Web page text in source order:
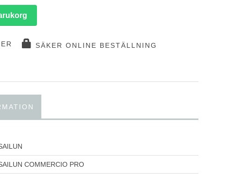
SÄKER ONLINE BESTÄLLNING
COMMERCIO PRO